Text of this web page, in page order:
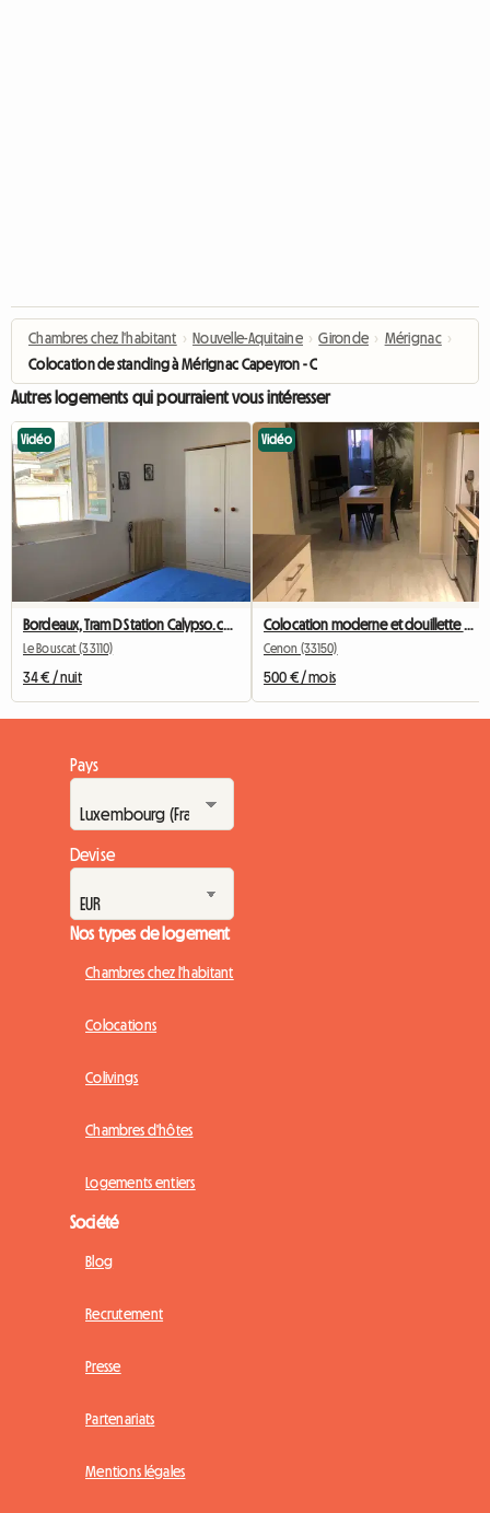
Chambres chez l'habitant › Nouvelle-Aquitaine › Gironde › Mérignac ›
Colocation de standing à Mérignac Capeyron - Chambre avec salle d'eau
Autres logements qui pourraient vous intéresser
Vidéo
Bordeaux, Tram D Station Calypso.ch+SDB+wc Privées
Le Bouscat (33110)
34 € / nuit
Vidéo
Cenon (33150)
500 € / mois
Pays
Devise
Nos types de logement
Chambres chez l'habitant
Colocations
Colivings
Chambres d'hôtes
Logements entiers
Société
Blog
Recrutement
Presse
Partenariats
Mentions légales